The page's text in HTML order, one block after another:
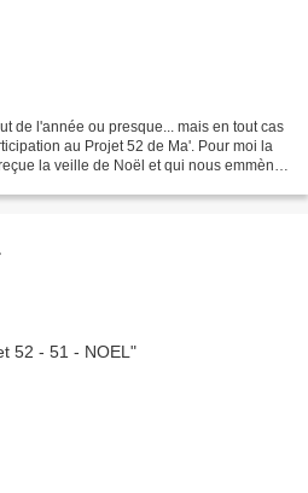
de l'année ou presque... mais en tout cas
au Projet 52 de Ma'. Pour moi la
la veille de Noël et qui nous emmène